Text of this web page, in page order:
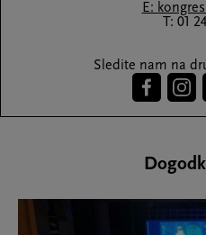
E:
T: 01
Sledite nam na